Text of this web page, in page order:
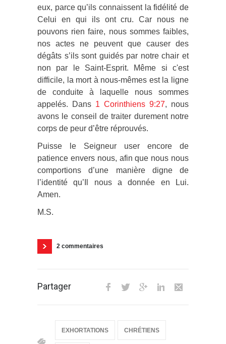
eux, parce qu’ils connaissent la fidélité de
Celui en qui ils ont cru. Car nous ne
pouvons rien faire, nous sommes faibles,
nos actes ne peuvent que causer des
dégâts s’ils sont guidés par notre chair et
non par le Saint-Esprit. Même si c'est
difficile, la mort à nous-mêmes est la ligne
de conduite à laquelle nous sommes
appelés. Dans 1 Corinthiens 9:27, nous
avons le conseil de traiter durement notre
corps de peur d’être réprouvés.
Puisse le Seigneur user encore de
patience envers nous, afin que nous nous
comportions d’une manière digne de
l’identité qu’Il nous a donnée en Lui.
Amen.
M.S.
2 commentaires
Partager
EXHORTATIONS CHRÉTIENS